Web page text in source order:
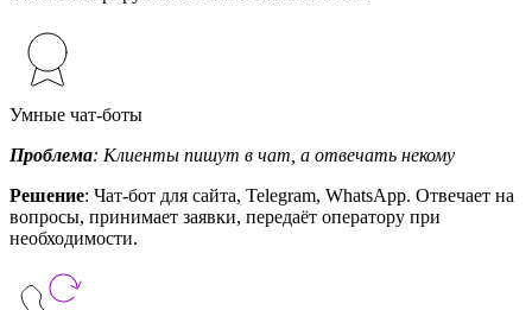
Умные чат-боты
Проблема: Клиенты пишут в чат, а отвечать некому
Решение: Чат-бот для сайта, Telegram, WhatsApp. Отвечает на
вопросы, принимает заявки, передаёт оператору при
необходимости.